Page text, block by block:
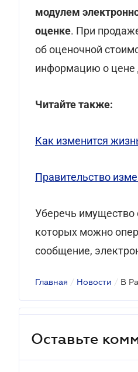
модулем
оценке. При
об оценочной
информацию о цене
Читайте также:
Как изменится
Правительство
Уберечь имущество
которых можно
сообщение,
Главная / Новости /
Оставьте